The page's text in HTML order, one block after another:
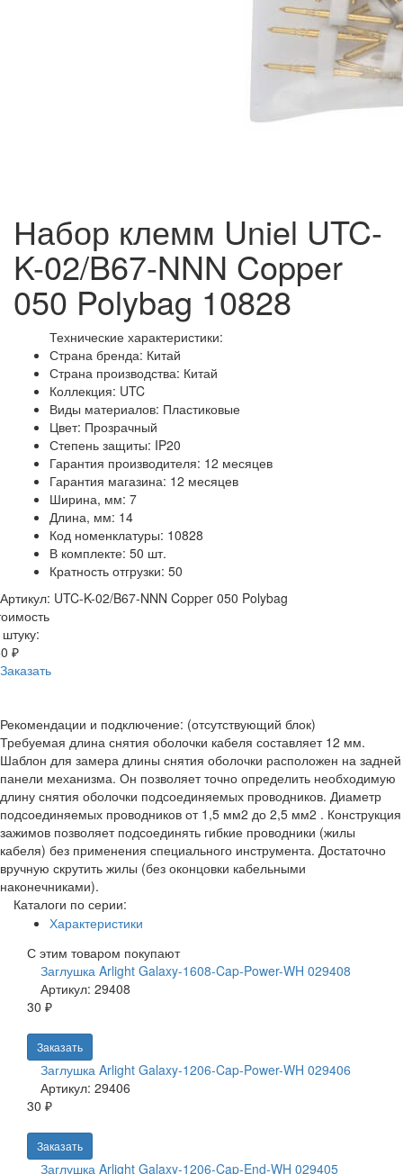
Набор клемм Uniel UTC-
K-02/B67-NNN Copper
050 Polybag 10828
Технические характеристики:
Страна бренда: Китай
Страна производства: Китай
Коллекция: UTC
Виды материалов: Пластиковые
Цвет: Прозрачный
Степень защиты: IP20
Гарантия производителя: 12 месяцев
Гарантия магазина: 12 месяцев
Ширина, мм: 7
Длина, мм: 14
Код номенклатуры: 10828
В комплекте: 50 шт.
Кратность отгрузки: 50
Артикул: UTC-K-02/B67-NNN Copper 050 Polybag
₽
Заказать
Рекомендации и подключение: (отсутствующий блок)
Требуемая длина снятия оболочки кабеля составляет 12 мм.
Шаблон для замера длины снятия оболочки расположен на задней
панели механизма. Он позволяет точно определить необходимую
длину снятия оболочки подсоединяемых проводников. Диаметр
подсоединяемых проводников от 1,5 мм2 до 2,5 мм2 . Конструкция
зажимов позволяет подсоединять гибкие проводники (жилы
кабеля) без применения специального инструмента. Достаточно
вручную скрутить жилы (без оконцовки кабельными
наконечниками).
Каталоги по серии:
Характеристики
С этим товаром покупают
Заглушка Arlight Galaxy-1608-Cap-Power-WH 029408
Артикул: 29408
30 ₽
Заказать
Заглушка Arlight Galaxy-1206-Cap-Power-WH 029406
Артикул: 29406
30 ₽
Заказать
Заглушка Arlight Galaxy-1206-Cap-End-WH 029405